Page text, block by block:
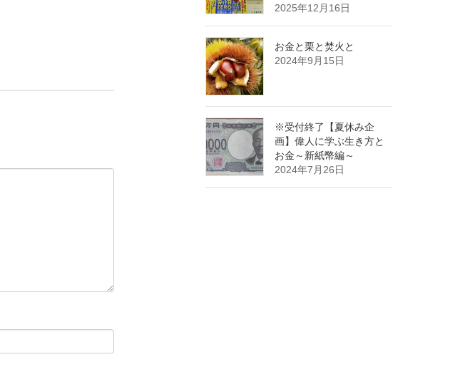
2025年12月16日
お金と栗と焚火と
2024年9月15日
※受付終了【夏休み企
画】偉人に学ぶ生き方と
お金～新紙幣編～
2024年7月26日